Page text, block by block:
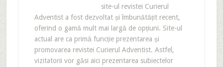
site-ul revistei Curierul
Adventist a fost dezvoltat și îmbunătățit recent,
oferind o gamă mult mai largă de opțiuni. Site-ul
actual are ca primă funcție prezentarea și
promovarea revistei Curierul Adventist. Astfel,
vizitatorii vor găsi aici prezentarea subiectelor